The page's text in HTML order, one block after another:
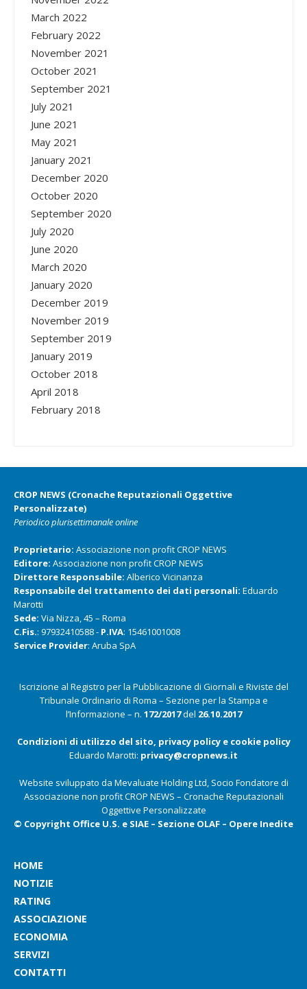
March 2022
February 2022
November 2021
October 2021
September 2021
July 2021
June 2021
May 2021
January 2021
December 2020
October 2020
September 2020
July 2020
June 2020
March 2020
January 2020
December 2019
November 2019
September 2019
January 2019
October 2018
April 2018
February 2018
CROP NEWS (Cronache Reputazionali Oggettive
Personalizzate)
Periodico plurisettimanale online
Proprietario: Associazione non profit CROP NEWS
Editore: Associazione non profit CROP NEWS
Direttore Responsabile: Alberico Vicinanza
Responsabile del trattamento dei dati personali: Eduardo
Marotti
Sede: Via Nizza, 45 – Roma
C.Fis.: 97932410588 - P.IVA: 15461001008
Service Provider: Aruba SpA
Iscrizione al Registro per la Pubblicazione di Giornali e Riviste del
Tribunale Ordinario di Roma – Sezione per la Stampa e
l’Informazione – n. 172/2017del 26.10.2017
Condizioni di utilizzo del sito, privacy policy e cookie policy
Eduardo Marotti: privacy@cropnews.it
Website sviluppato da Mevaluate Holding Ltd, Socio Fondatore di
Associazione non profit CROP NEWS – Cronache Reputazionali
Oggettive Personalizzate
© Copyright Office U.S. e SIAE – Sezione OLAF – Opere Inedite
HOME
NOTIZIE
RATING
ASSOCIAZIONE
ECONOMIA
SERVIZI
CONTATTI